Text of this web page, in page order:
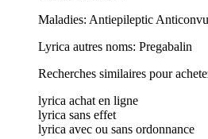
Maladies: Antiepileptic
Lyrica autres noms: Pregabalin
Recherches similaires pour
lyrica achat en ligne
lyrica sans effet
lyrica avec ou sans ordonnance